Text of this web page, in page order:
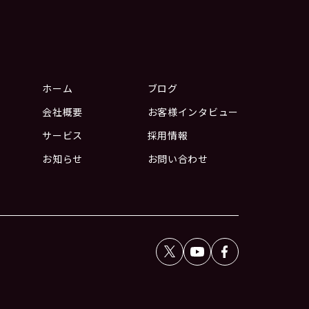
ホーム
会社概要
サービス
お知らせ
ブログ
お客様インタビュー
採用情報
お問い合わせ